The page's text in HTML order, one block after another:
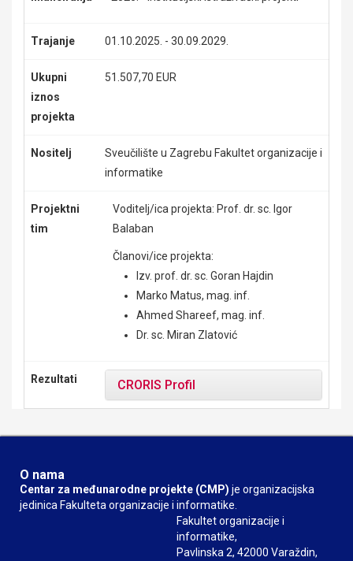
Trajanje 01.10.2025. - 30.09.2029.
Ukupni
iznos
projekta
51.507,70 EUR
Nositelj
Sveučilište u Zagrebu Fakultet organizacije i
informatike
Projektni
tim
Voditelj/ica projekta: Prof. dr. sc. Igor
Balaban
Članovi/ice projekta:
Izv. prof. dr. sc. Goran Hajdin
Marko Matus, mag. inf.
Ahmed Shareef, mag. inf.
Dr. sc. Miran Zlatović
Rezultati CRORIS Profil
O nama
Centar za međunarodne projekte (CMP) je organizacijska
jedinica Fakulteta organizacije i informatike.
Fakultet organizacije i
informatike,
Pavlinska 2, 42000 Varaždin,